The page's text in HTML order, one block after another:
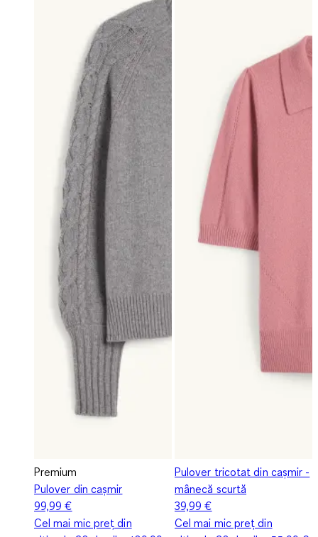
Premium
Pulover din cașmir
99,99 €
Cel mai mic preț din
Pulover tricotat din cașmir -
mânecă scurtă
39,99 €
Cel mai mic preț din